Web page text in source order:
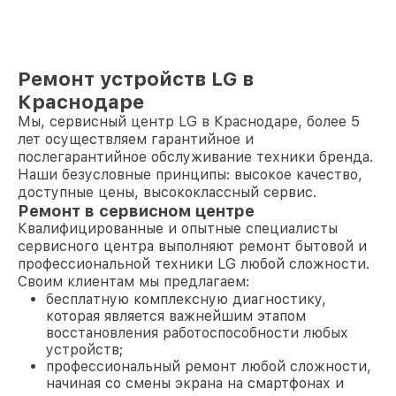
Ремонт устройств LG в
Краснодаре
Мы, сервисный центр LG в Краснодаре, более 5
лет осуществляем гарантийное и
послегарантийное обслуживание техники бренда.
Наши безусловные принципы: высокое качество,
доступные цены, высококлассный сервис.
Ремонт в сервисном центре
Квалифицированные и опытные специалисты
сервисного центра выполняют ремонт бытовой и
профессиональной техники LG любой сложности.
Своим клиентам мы предлагаем:
бесплатную комплексную диагностику,
которая является важнейшим этапом
восстановления работоспособности любых
устройств;
профессиональный ремонт любой сложности,
начиная со смены экрана на смартфонах и